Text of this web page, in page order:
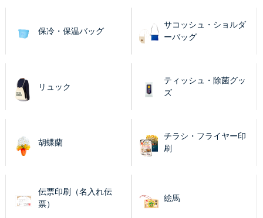
保冷・保温バッグ
サコッシュ・ショルダ
ーバッグ
リュック
ティッシュ・除菌グッ
ズ
胡蝶蘭
チラシ・フライヤー印
刷
伝票印刷（名入れ伝
票）
絵馬